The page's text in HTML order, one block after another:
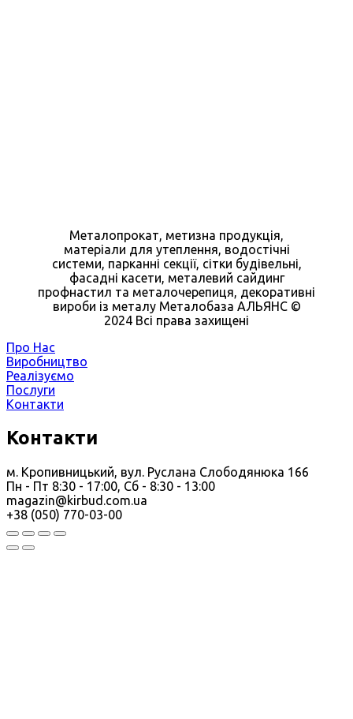
Металопрокат, метизна продукція,
матеріали для утеплення, водостічні
системи, парканні секції, сітки будівельні,
фасадні касети, металевий сайдинг
профнастил та металочерепиця, декоративні
вироби із металу Металобаза АЛЬЯНС ©
2024 Всі права захищені
Про Нас
Виробництво
Реалізуємо
Послуги
Контакти
Контакти
м. Кропивницький, вул. Руслана Слободянюка 166
Пн - Пт 8:30 - 17:00, Сб - 8:30 - 13:00
magazin@kirbud.com.ua
+38 (050) 770-03-00